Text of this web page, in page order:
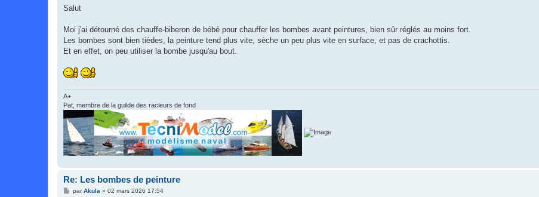
s
g
Salut
Moi j'ai détourné des chauffe-biberon de bébé pour chauffer les bombes avant peintures, bien sûr réglés au moins fort.
Les bombes sont bien tièdes, la peinture tend plus vite, sèche un peu plus vite en surface, et pas de crachottis.
Et en effet, on peu utiliser la bombe jusqu'au bout.
A+
Pat, membre de la guilde des racleurs de fond
Re: Les bombes de peinture
MparAkula » 02 mars 2026 17:54